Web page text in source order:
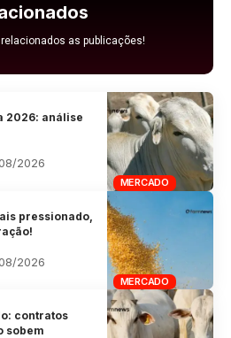
as publicações!
MERCADO
2026: análise
2026
MERCADO
pressionado,
2026
contratos
sobem